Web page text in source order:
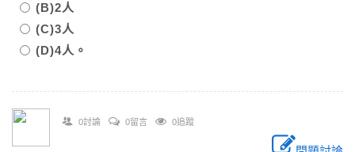
(B)2人
(C)3人
(D)4人。
0討論 0留言 0追蹤